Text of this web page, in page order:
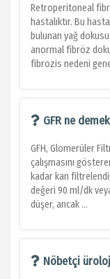
Retroperitoneal
hastalıktır. Bu
bulunan yağ
anormal fibröz
fibrozis nedeni
GFR ne
GFH, Glomerüler
çalışmasını
kadar kan
değeri 90 ml/dk
düşer, ancak ...
Nöbetçi